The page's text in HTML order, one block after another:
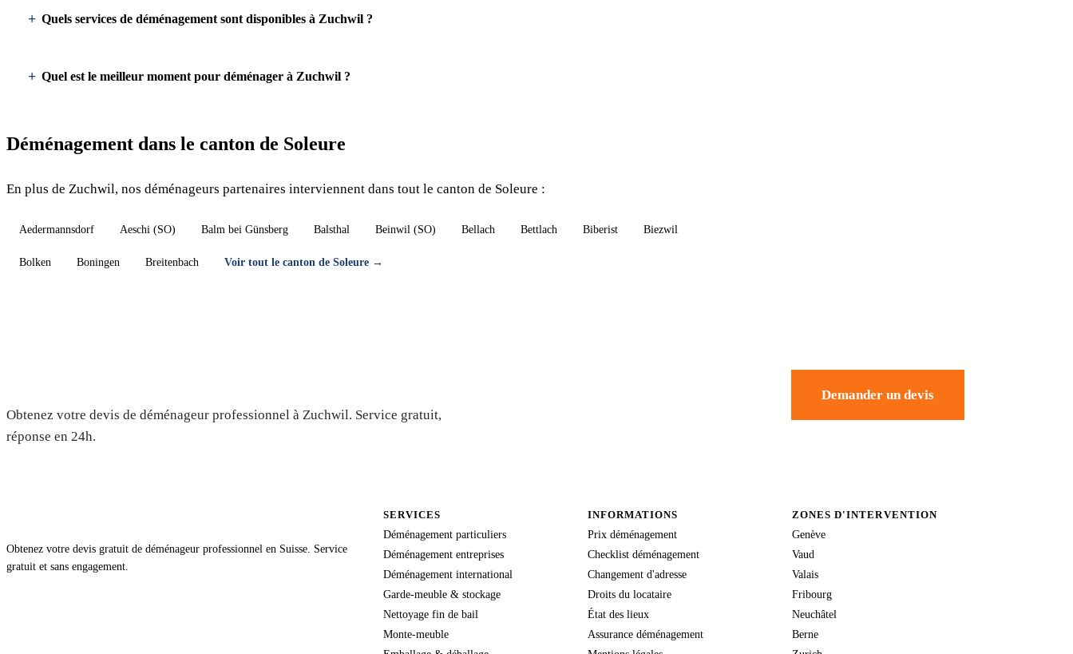
Quels services de déménagement sont disponibles à Zuchwil ?
Quel est le meilleur moment pour déménager à Zuchwil ?
Déménagement dans le canton de Soleure
En plus de Zuchwil, nos déménageurs partenaires interviennent dans tout le canton de Soleure :
Aedermannsdorf Aeschi (SO) Balm bei Günsberg Balsthal Beinwil (SO) Bellach Bettlach Biberist Biezwil
Bolken Boningen Breitenbach Voir tout le canton de Soleure →
Obtenez votre devis de déménageur professionnel à Zuchwil. Service gratuit,
réponse en 24h.
Demander un devis
Obtenez votre devis gratuit de déménageur professionnel en Suisse. Service
gratuit et sans engagement.
SERVICES
Déménagement particuliers
Déménagement entreprises
Déménagement international
Garde-meuble & stockage
Nettoyage fin de bail
Monte-meuble
INFORMATIONS
Prix déménagement
Checklist déménagement
Changement d'adresse
Droits du locataire
État des lieux
Assurance déménagement
ZONES D'INTERVENTION
Genève
Vaud
Valais
Fribourg
Neuchâtel
Berne